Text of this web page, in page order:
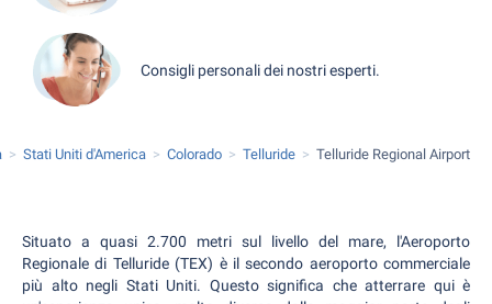
Consigli personali dei nostri esperti.
Stati Uniti d'America Colorado Telluride Telluride Regional Airport
Situato a quasi 2.700 metri sul livello del mare, l'Aeroporto
Regionale di Telluride (TEX) è il secondo aeroporto commerciale
più alto negli Stati Uniti. Questo significa che atterrare qui è